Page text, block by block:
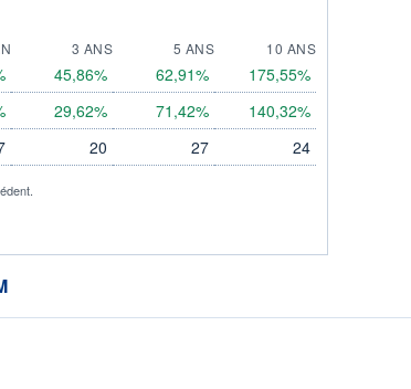
3 ANS 5 ANS
10 ANS
45,86% 62,91% 175,55%
29,62% 71,42% 140,32%
20 27 24